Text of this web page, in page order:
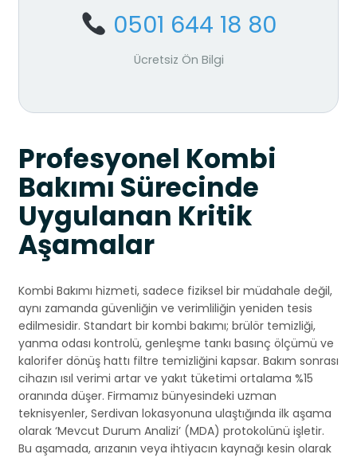
0501 644 18 80
Ücretsiz Ön Bilgi
Profesyonel Kombi
Bakımı Sürecinde
Uygulanan Kritik
Aşamalar
Kombi Bakımı hizmeti, sadece fiziksel bir müdahale değil,
aynı zamanda güvenliğin ve verimliliğin yeniden tesis
edilmesidir. Standart bir kombi bakımı; brülör temizliği,
yanma odası kontrolü, genleşme tankı basınç ölçümü ve
kalorifer dönüş hattı filtre temizliğini kapsar. Bakım sonrası
cihazın ısıl verimi artar ve yakıt tüketimi ortalama %15
oranında düşer. Firmamız bünyesindeki uzman
teknisyenler, Serdivan lokasyonuna ulaştığında ilk aşama
olarak ‘Mevcut Durum Analizi’ (MDA) protokolünü işletir.
Bu aşamada, arızanın veya ihtiyacın kaynağı kesin olarak